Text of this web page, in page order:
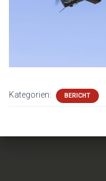
Kategorien: BERICHT